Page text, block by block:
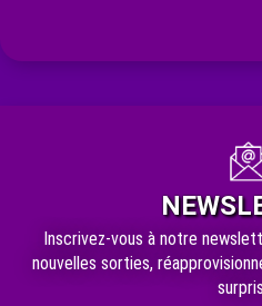
Inscrivez-vous à notre
nouvelles sorties,